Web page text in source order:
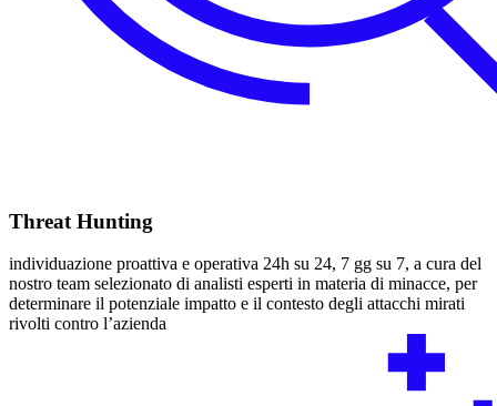
Threat Hunting
individuazione proattiva e operativa 24h su 24, 7 gg su 7, a cura del
nostro team selezionato di analisti esperti in materia di minacce, per
determinare il potenziale impatto e il contesto degli attacchi mirati
rivolti contro l’azienda